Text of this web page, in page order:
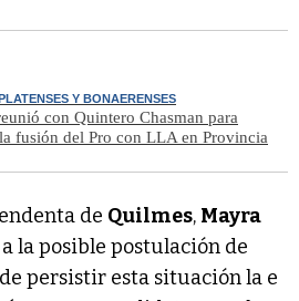
Y BONAERENSES
con Quintero Chasman para
fusión del Pro con LLA en Provincia
de Quilmes, Mayra
la posible postulación de
persistir esta situación la e